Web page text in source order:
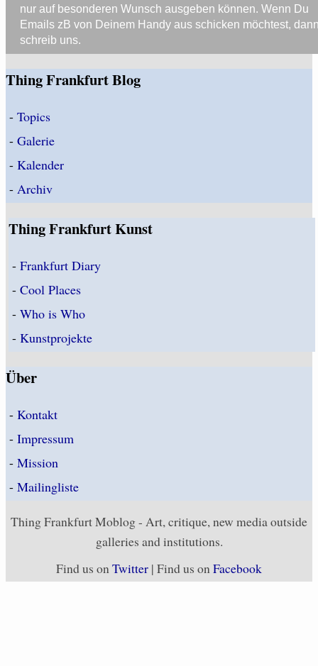
nur auf besonderen Wunsch ausgeben können. Wenn Du
Emails zB von Deinem Handy aus schicken möchtest,
schreib uns.
Thing Frankfurt Blog
- Topics
- Galerie
- Kalender
- Archiv
Thing Frankfurt Kunst
-Frankfurt Diary
-Cool Places
-Who is Who
-Kunstprojekte
Über
- Kontakt
- Impressum
- Mission
- Mailingliste
Thing Frankfurt Moblog - Art, critique, new media outside
galleries and institutions.
Find us onTwitter | Find us onFacebook